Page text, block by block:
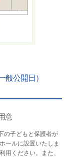
般公開日）
意
の子どもと保護者が
ールに設置いたしま
用ください。また、